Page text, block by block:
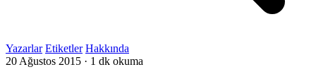
Yazarlar Etiketler Hakkında
20 Ağustos 2015 · 1 dk okuma